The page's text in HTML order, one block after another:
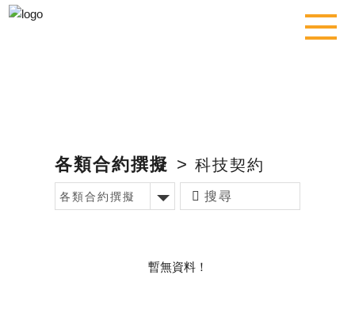
各類合約撰擬 > 科技契約
各類合約撰擬
暫無資料！